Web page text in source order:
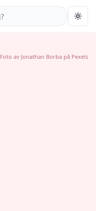
Foto av Jonathan Borba på Pexels